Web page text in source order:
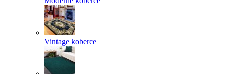
Vintage koberce